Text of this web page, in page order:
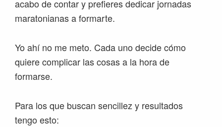
acabo de contar y prefieres dedicar jornadas
maratonianas a formarte.
Yo ahí no me meto. Cada uno decide cómo
quiere complicar las cosas a la hora de
formarse.
Para los que buscan sencillez y resultados
tengo esto: